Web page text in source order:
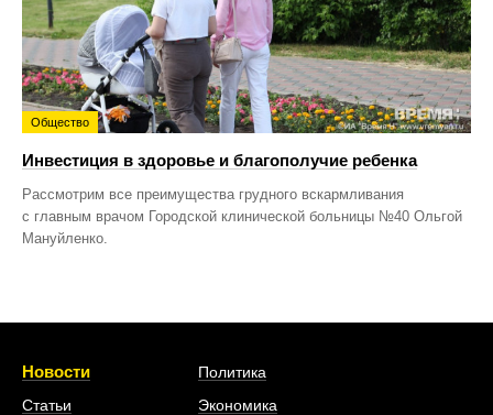
Общество
Инвестиция в здоровье и благополучие ребенка
Рассмотрим все преимущества грудного вскармливания
с главным врачом Городской клинической больницы №40 Ольгой
Мануйленко.
Новости
Статьи
Политика
Экономика